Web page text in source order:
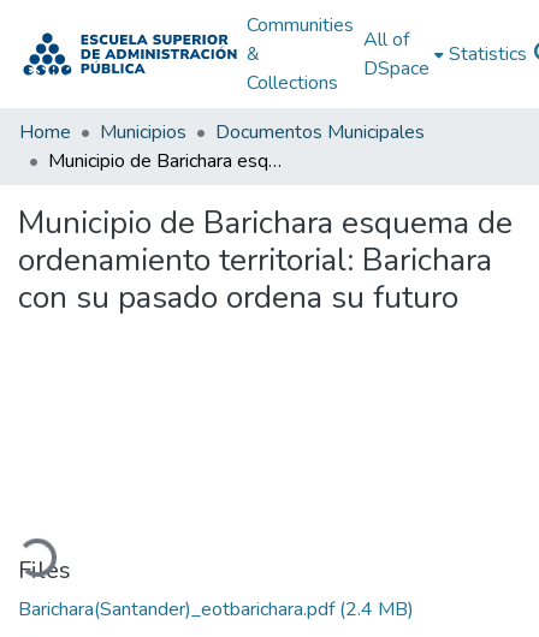
Communities
&
Collections
All of
DSpace
Statistics
Home Municipios
Documentos Municipales
Municipio de Barichara esquema de ordenamiento territorial: Barichara con su pasado ordena su futuro
Municipio de Barichara esquema de
ordenamiento territorial: Barichara
con su pasado ordena su futuro
Files
Barichara(Santander)_eotbarichara.pdf(2.4 MB)